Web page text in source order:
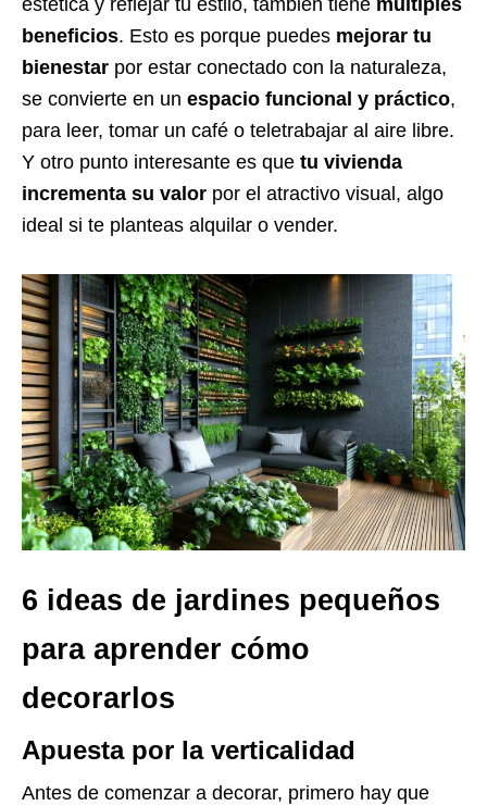
estética y reflejar tu estilo, también tiene múltiples
beneficios. Esto es porque puedes mejorar tu
bienestar por estar conectado con la naturaleza,
se convierte en un espacio funcional y práctico,
para leer, tomar un café o teletrabajar al aire libre.
Y otro punto interesante es que tu vivienda
incrementa su valor por el atractivo visual, algo
ideal si te planteas alquilar o vender.
6 ideas de jardines pequeños
para aprender cómo
decorarlos
Apuesta por la verticalidad
Antes de comenzar a decorar, primero hay que